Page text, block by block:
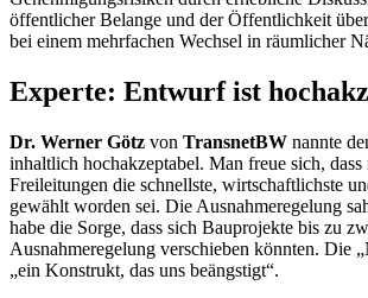
öffentlicher Belange und der Öffentlichkeit
bei einem mehrfachen Wechsel in räumlicher
Experte: Entwurf ist
Dr. Werner Götz von TransnetBW nannte
inhaltlich hochakzeptabel. Man freue sich,
Freileitungen die schnellste, wirtschaftlichste
gewählt worden sei. Die Ausnahmeregelung
habe die Sorge, dass sich Bauprojekte bis zu
Ausnahmeregelung verschieben könnten. Die
„ein Konstrukt, das uns beängstigt“.